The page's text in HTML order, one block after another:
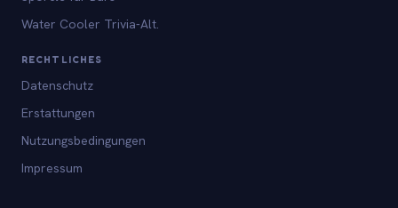
Water Cooler Trivia-Alt.
RECHTLICHES
Datenschutz
Erstattungen
Nutzungsbedingungen
Impressum